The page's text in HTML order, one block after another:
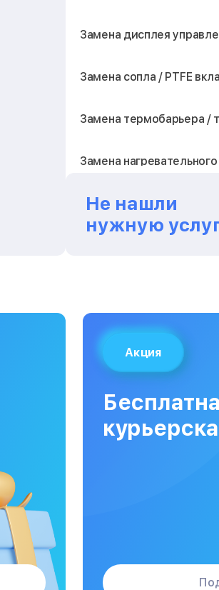
Замена дисплея
Замена сопла / PTFE
Замена термобарьера /
Замена
Замена блока питания
Замена платы лазерного
Замена материнской
Сборка / разборка
Не нашли
нужную
Акция